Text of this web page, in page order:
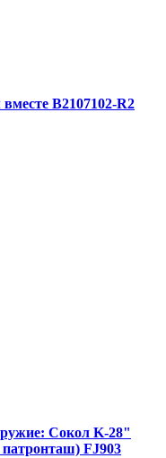
B2107102-R2
Сокол K-28"
FJ903